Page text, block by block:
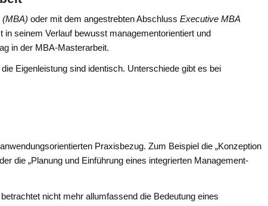
(MBA) oder mit dem angestrebten AbschlussExecutive MBA
seinem Verlauf bewusst managementorientiert und
in der MBA-Masterarbeit.
Eigenleistung sind identisch. Unterschiede gibt es bei
Praxisbezug. Zum Beispiel die „Konzeption
die „Planung und Einführung eines integrierten Management-
nicht mehr allumfassend die Bedeutung eines